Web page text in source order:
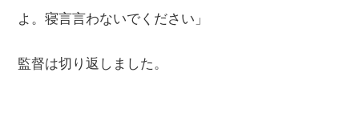
よ。寝言言わないでください」
監督は切り返しました。